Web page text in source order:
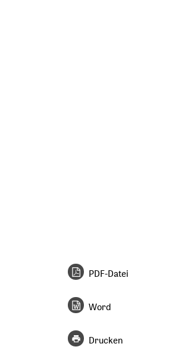
PDF-Datei
Word
Drucken